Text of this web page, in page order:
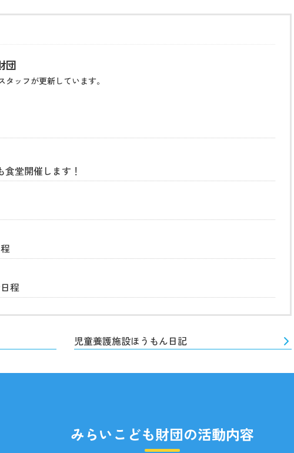
団
タッフが更新しています。
堂開催します！
程
児童養護施設ほうもん日記
みらいこども財団の活動内容